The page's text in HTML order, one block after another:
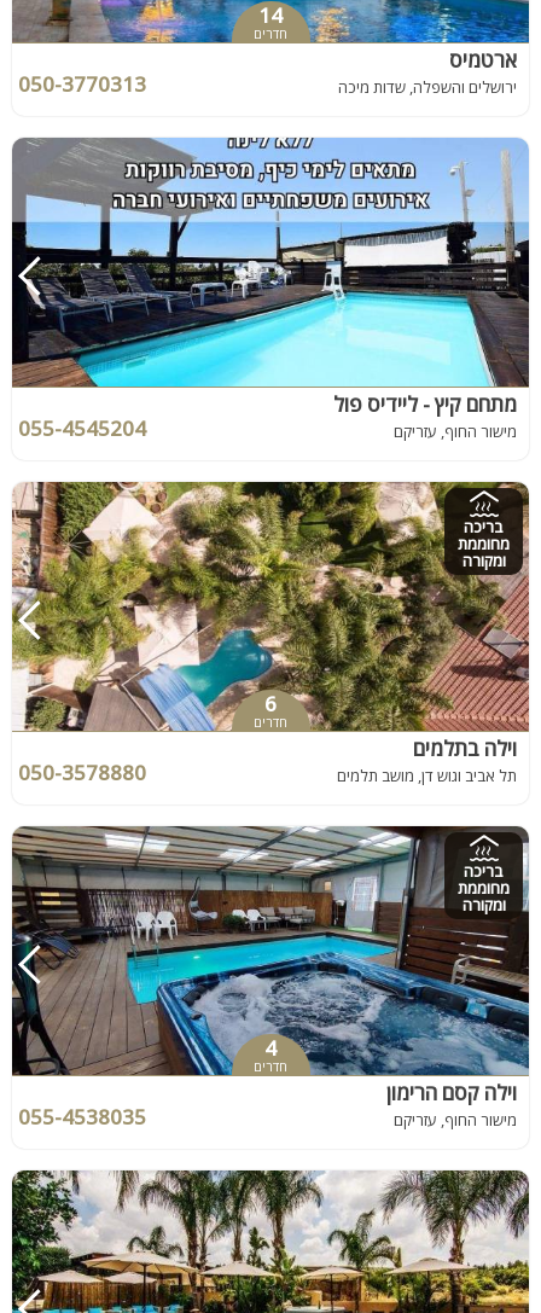
14
חדרים
ארטמיס
ירושלים והשפלה, שדות מיכה 050-3770313
מתחם קיץ - ליידיס פול
מישור החוף, עזריקם 055-4545204
בריכה
מחוממת
ומקורה
6
חדרים
וילה בתלמים
תל אביב וגוש דן, מושב תלמים 050-3578880
בריכה
מחוממת
ומקורה
4
חדרים
וילה קסם הרימון
מישור החוף, עזריקם 055-4538035